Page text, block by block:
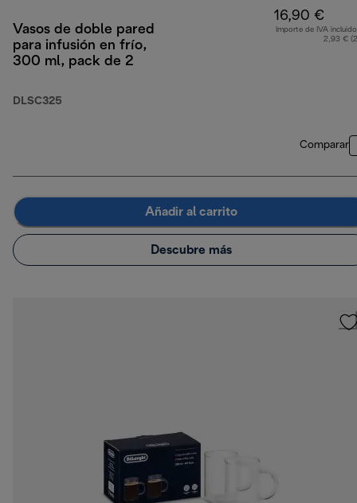
Vasos de doble pared
para infusión en frío,
300 ml, pack de 2
DLSC325
16,90 €
Importe de IVA
2,93 €
Comparar
Añadir al carrito
Descubre más